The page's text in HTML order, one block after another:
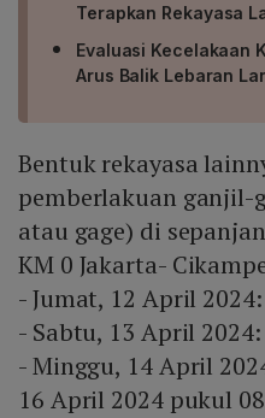
Terapkan Rekayasa
Evaluasi Kecelakaan
Arus Balik Lebaran
Bentuk rekayasa
pemberlakuan ganjil-
atau gage) di
KM 0 Jakarta-
- Jumat, 12 April
- Sabtu, 13 April
- Minggu, 14 April
16 April 2024 pukul